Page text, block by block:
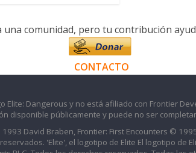
comunidad, pero tu contribución
CONTACTO
Elite: Dangerous y no está afiliado con Frontier
disponible públicamente y puede no ser
David Braben, Frontier: First Encounters ©
'Elite', el logotipo de Elite El logotipo de